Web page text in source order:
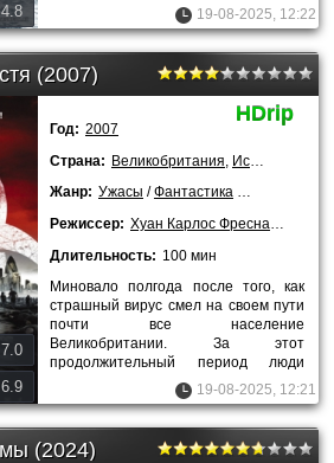
что не всегда мы можем справится
19-08-2025, 12:22
(2007)
7.0
6.9
HDrip
Год: 2007
Страна: Великобритания Испания
Жанр: Ужасы /Фантастика Триллеры
Режиссер:
Хуан Карлос Фреснадиль
Длительность: 100 мин
Миновало полгода после того, как
страшный вирус смел на своем пути
почти все население
Великобритании. За этот
продолжительный период люди
научились сопротивляться ему,
путем уничтожения
19-08-2025, 12:21
(2024)